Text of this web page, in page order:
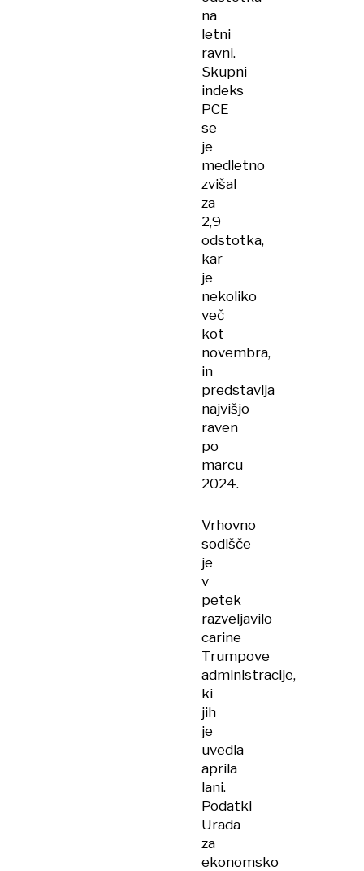
na
letni
ravni.
Skupni
indeks
PCE
se
je
medletno
zvišal
za
2,9
odstotka,
kar
je
nekoliko
več
kot
novembra,
in
predstavlja
najvišjo
raven
po
marcu
2024.
Vrhovno
sodišče
je
v
petek
razveljavilo
carine
Trumpove
administracije,
ki
jih
je
uvedla
aprila
lani.
Podatki
Urada
za
ekonomsko